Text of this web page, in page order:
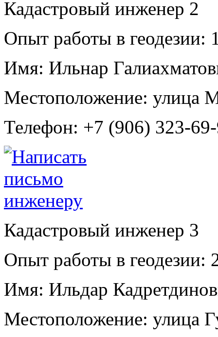
Кадастровый инженер 2
Опыт работы в геодезии:
Имя: Ильнар
Местоположение: улица
Телефон: +7 (906) 323-
Кадастровый инженер 3
Опыт работы в геодезии:
Имя: Ильдар
Местоположение: улица